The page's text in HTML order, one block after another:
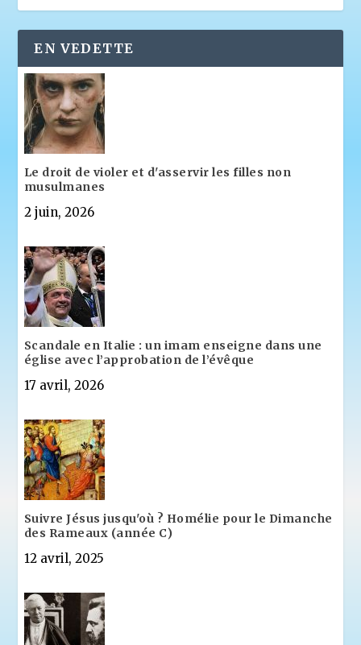
EN VEDETTE
Le droit de violer et d'asservir les filles non
musulmanes
2 juin, 2026
Scandale en Italie : un imam enseigne dans une
église avec l’approbation de l’évêque
17 avril, 2026
Suivre Jésus jusqu'où ? Homélie pour le Dimanche
des Rameaux (année C)
12 avril, 2025